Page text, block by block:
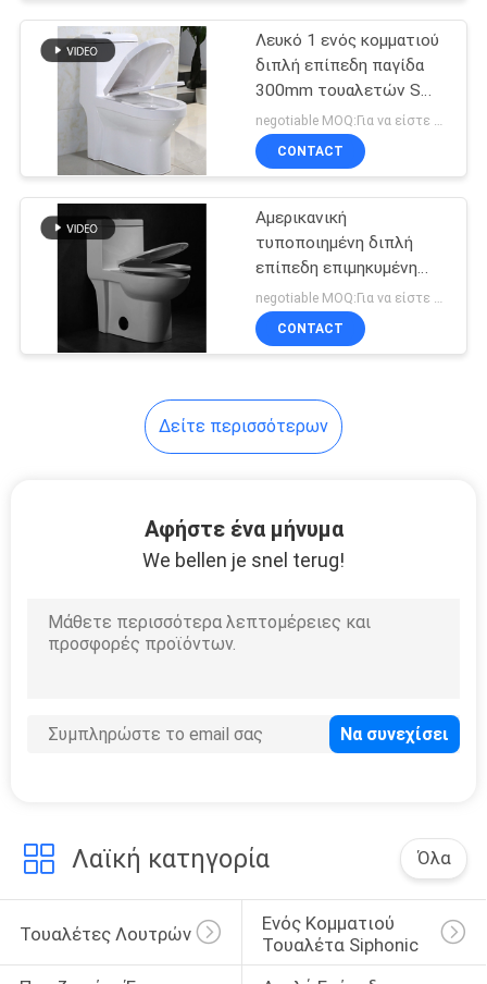
Κρεμασμένη τοίχος
τουαλέτα
18
Νεροχύτης
αγροικιών
17
Νεροχύτης
λουτρών της Ada
λουτρών
Undermount
21
Λευκό 1 ενός κομματιού
διπλή επίπεδη παγίδα
300mm τουαλετών S
ύψους άνεσης»
χοντροδούλεμα 10 μέσα
CONTACT
Αμερικανική
τυποποιημένη διπλή
επίπεδη επιμηκυμένη
ενός κομματιού
τουαλέτα Cosette σε
άσπρα 1,28 Gpf
CONTACT
Δείτε περισσότερων
Αφήστε ένα μήνυμα
We bellen je snel terug!
Λαϊκή κατηγορία Όλα
Τουαλέτες Λουτρών
Ενός Κομματιού
Τουαλέτα Siphonic